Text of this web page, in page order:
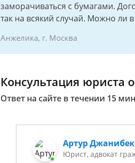
заморачиваться с бумагами.
так на всякий случай. Можно ли
Анжелика, г. Москва
Консультация юриста
Ответ на сайте в течении 15
Артур
Юрист, адвокат